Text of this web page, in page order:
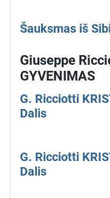
Šauksmas iš
Giuseppe
GYVENIMAS
G. Ricciotti
Dalis
G. Ricciotti
Dalis